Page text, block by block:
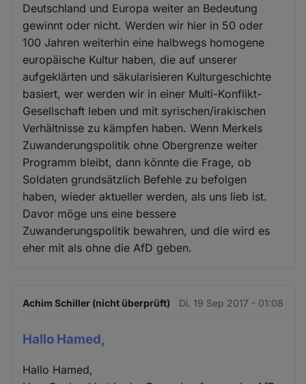
Deutschland und Europa weiter an Bedeutung
gewinnt oder nicht. Werden wir hier in 50 oder
100 Jahren weiterhin eine halbwegs homogene
europäische Kultur haben, die auf unserer
aufgeklärten und säkularisieren Kulturgeschichte
basiert, wer werden wir in einer Multi-Konflikt-
Gesellschaft leben und mit syrischen/irakischen
Verhältnisse zu kämpfen haben. Wenn Merkels
Zuwanderungspolitik ohne Obergrenze weiter
Programm bleibt, dann könnte die Frage, ob
Soldaten grundsätzlich Befehle zu befolgen
haben, wieder aktueller werden, als uns lieb ist.
Davor möge uns eine bessere
Zuwanderungspolitik bewahren, und die wird es
eher mit als ohne die AfD geben.
Achim Schiller (nicht überprüft) Di. 19 Sep 2017 - 01:08
Hallo Hamed,
Hallo Hamed,